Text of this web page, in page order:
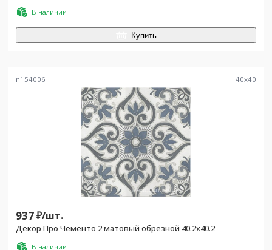
В наличии
Купить
n154006 40x40
937₽/шт.
Декор Про Чементо 2 матовый обрезной 40.2x40.2
В наличии